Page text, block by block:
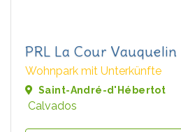
PRL La Cour Vauquelin
Wohnpark mit Unterkünfte
Saint-André-d'Hébertot
Calvados